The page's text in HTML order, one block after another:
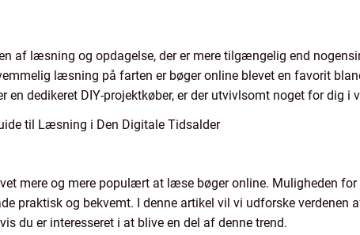
af læsning og opdagelse, der er mere tilgængelig end
læsning på farten er bøger online blevet en favorit
en dedikeret DIY-projektkøber, er der utvivlsomt noget for dig i
til Læsning i Den Digitale Tidsalder
mere og mere populært at læse bøger online. Muligheden
praktisk og bekvemt. I denne artikel vil vi udforske verdenen
du er interesseret i at blive en del af denne trend.